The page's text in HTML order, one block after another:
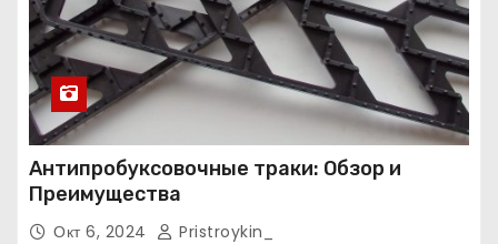
Антипробуксовочные траки: Обзор и
Преимущества
Окт 6, 2024 Pristroykin_